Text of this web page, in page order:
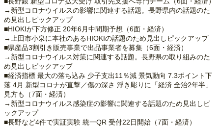
→新型コロナウイルスの影響に関連する話題。長野県内の話題のた
め見出しピックアップ
■HIOKIが下方修正 20年6月中間期予想（6面・経済）
→上田市小泉に本社のあるHIOKIの話題のため見出しピックアップ
■県産品3割引き販売事業で出品事業者を募集（6面・経済）
→新型コロナウイルス対策に関連する話題。長野県の取り組みのた
め見出しピックアップ
■経済指標 最大の落ち込み 少子支出11％減 景気動向 7.3ポイント下
落 4月 新型コロナが直撃／傷の深さ 浮き彫りに「経済 全治2年半」
見方も（7面・経済）
→新型コロナウイルス感染症の影響に関連する話題のため見出しピ
ックアップ
■長野など4件で実証実験 統一QR 受付22日開始（7面・経済）